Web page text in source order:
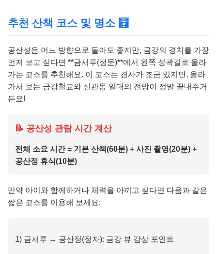
추천 산책 코스 및 명소 🧮
공산성은 어느 방향으로 돌아도 좋지만, 금강의 경치를 가장
먼저 보고 싶다면 **금서루(정문)**에서 왼쪽 성곽길로 올라
가는 코스를 추천해요. 이 코스는 경사가 조금 있지만, 올라
가서 보는 금강철교와 신관동 일대의 전망이 정말 끝내주거
든요!
📝 공산성 관람 시간 계산
전체 소요 시간 = 기본 산책(60분) + 사진 촬영(20분) +
공산정 휴식(10분)
만약 아이와 함께하거나 체력을 아끼고 싶다면 다음과 같은
짧은 코스를 이용해 보세요:
1) 금서루 → 공산정(정자): 금강 뷰 감상 포인트